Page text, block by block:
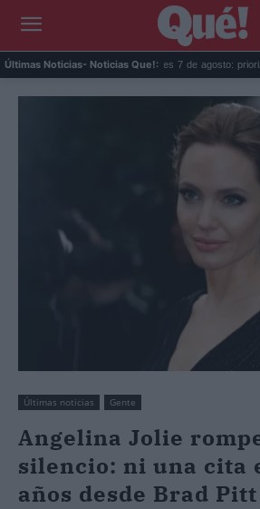
Últimas Noticias- Noticias Que!:
de Leo hoy, viernes 7 de agosto: prioriz...
Últimas noticias Gente
Angelina Jolie
silencio: ni una cita
años desde Brad Pitt